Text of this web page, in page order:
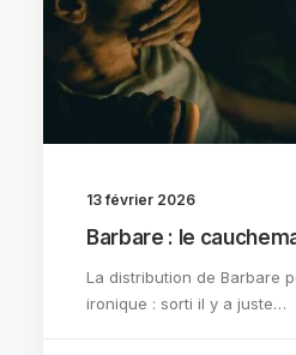
13 février 2026
Barbare : le
La distribution de Barbare
ironique : sorti il y a juste…